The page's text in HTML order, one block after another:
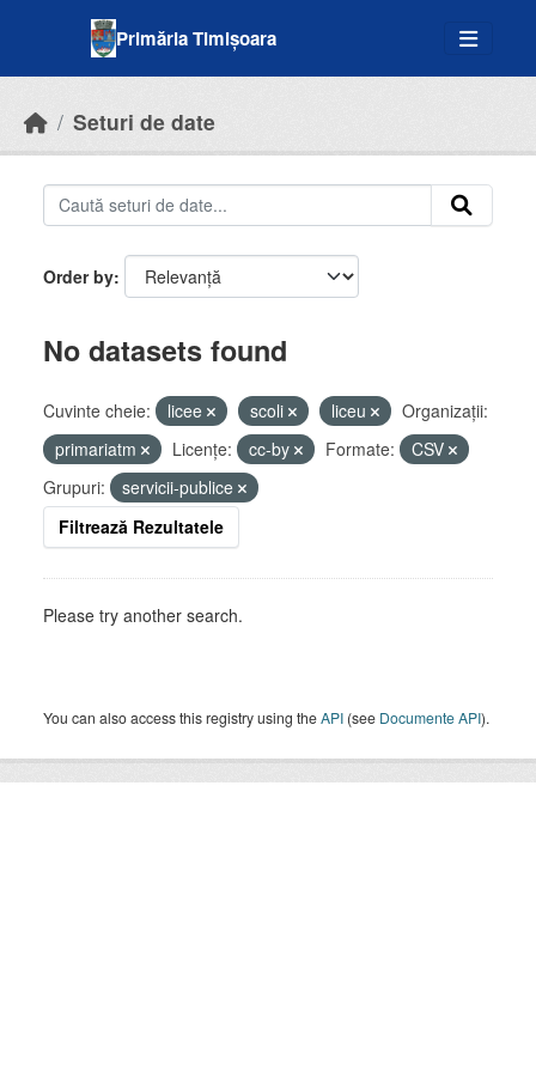
Primăria Timișoara
Seturi de date
Order by
No datasets found
Cuvinte cheie: licee scoli liceu
Organizații:
primariatm
Licenţe: cc-by Formate:
CSV
Grupuri:
servicii-publice
Filtrează Rezultatele
Please try another search.
You can also access this registry using theAPI (see Documente API).